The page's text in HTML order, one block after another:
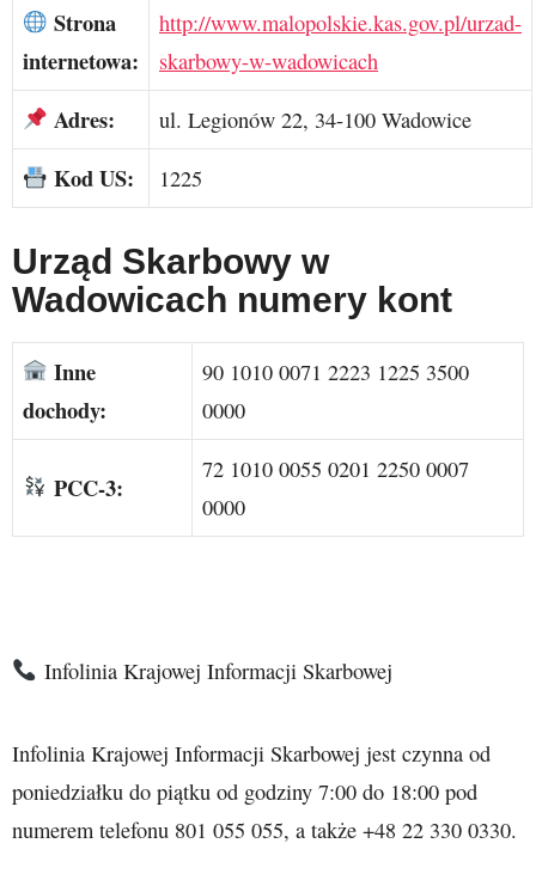
Strona
internetowa:
http://www.malopolskie.kas.gov.pl/urzad-
skarbowy-w-wadowicach
Adres: ul. Legionów 22, 34-100 Wadowice
Kod US: 1225
Urząd Skarbowy w
Wadowicach numery kont
Inne
dochody:
90 1010 0071 2223 1225 3500
0000
PCC-3:
72 1010 0055 0201 2250 0007
0000
Infolinia Krajowej Informacji Skarbowej
Infolinia Krajowej Informacji Skarbowej jest czynna od
poniedziałku do piątku od godziny 7:00 do 18:00 pod
numerem telefonu 801 055 055, a także +48 22 330 0330.